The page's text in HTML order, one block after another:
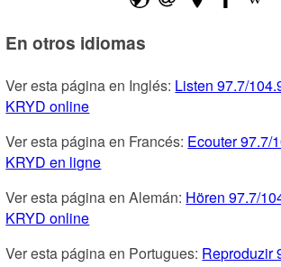
En otros idiomas
Ver esta página en Inglés: Listen 97.7/
KRYD online
Ver esta página en Francés: Ecouter 97.7/
KRYD en ligne
Ver esta página en Alemán: Hören 97.7/
KRYD online
Ver esta página en Portugues: Reproduzir